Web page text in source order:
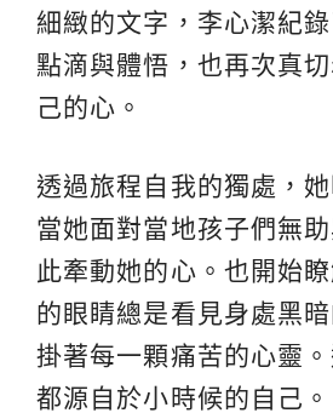
細緻的文字，李心潔紀
點滴與體悟，也再次真
己的心。
透過旅程自我的獨處，
當她面對當地孩子們無
此牽動她的心。也開始
的眼睛總是看見身處黑
掛著每一顆痛苦的心靈
都源自於小時候的自己。